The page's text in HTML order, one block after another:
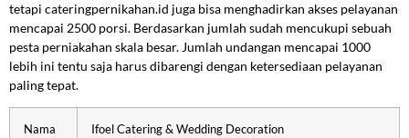
tetapi cateringpernikahan.id juga bisa menghadirkan akses pelayanan
mencapai 2500 porsi. Berdasarkan jumlah sudah mencukupi sebuah
pesta perniakahan skala besar. Jumlah undangan mencapai 1000
lebih ini tentu saja harus dibarengi dengan ketersediaan pelayanan
paling tepat.
Nama
Ifoel Catering & Wedding Decoration